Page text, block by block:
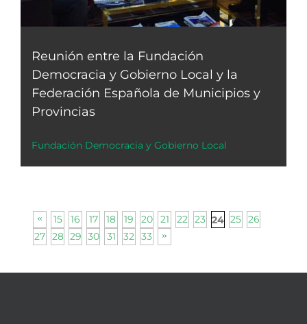
Reunión entre la Fundación
Democracia y Gobierno Local y la
Federación Española de Municipios y
Provincias
Fundación Democracia y Gobierno Local
15 16 17 18 19 20 21 22 23 24 25 26
27 28 29 30 31 32 33